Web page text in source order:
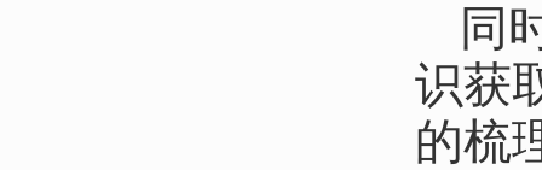
同
识获
的梳